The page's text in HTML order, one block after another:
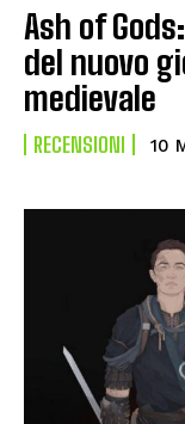
Ash of
del nuovo
medievale
RECENSIONI 10